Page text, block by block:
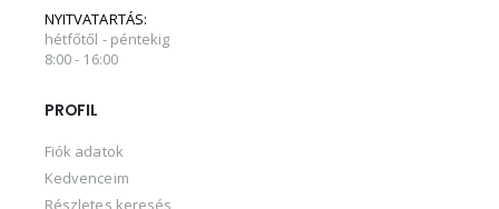
NYITVATARTÁS:
hétfőtől - péntekig
8:00 - 16:00
PROFIL
Fiók adatok
Kedvenceim
Részletes keresés